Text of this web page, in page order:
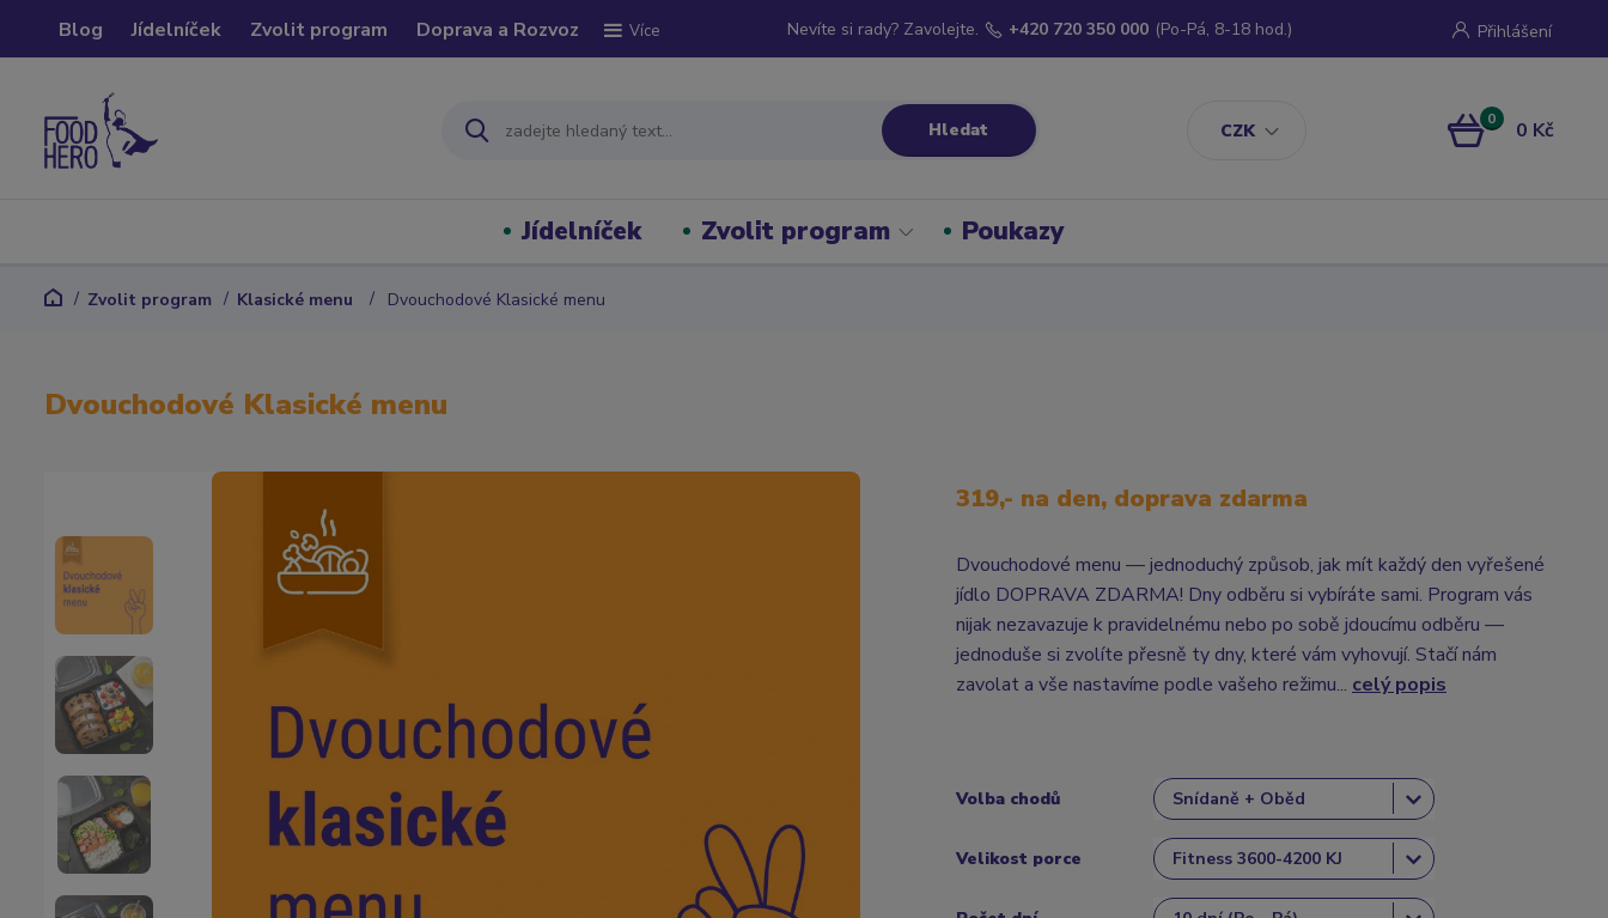
Blog Jídelníček Zvolit program Doprava a Rozvoz Více
CZK
Přihlášení
Hledat
Nevíte si rady? Zavolejte. +420 720 350 000 (Po-Pá, 8-18 hod.)
0 0 Kč
Jídelníček Zvolit program Poukazy
Zvolit program Klasické menu Dvouchodové Klasické menu
Dvouchodové Klasické menu
319,- na den, doprava zdarma
Dvouchodové menu — jednoduchý způsob, jak mít každý den vyřešené
jídlo DOPRAVA ZDARMA! Dny odběru si vybíráte sami. Program vás
nijak nezavazuje k pravidelnému nebo po sobě jdoucímu odběru —
jednoduše si zvolíte přesně ty dny, které vám vyhovují. Stačí nám
zavolat a vše nastavíme podle vašeho režimu... celý popis
Volba chodů
Velikost porce